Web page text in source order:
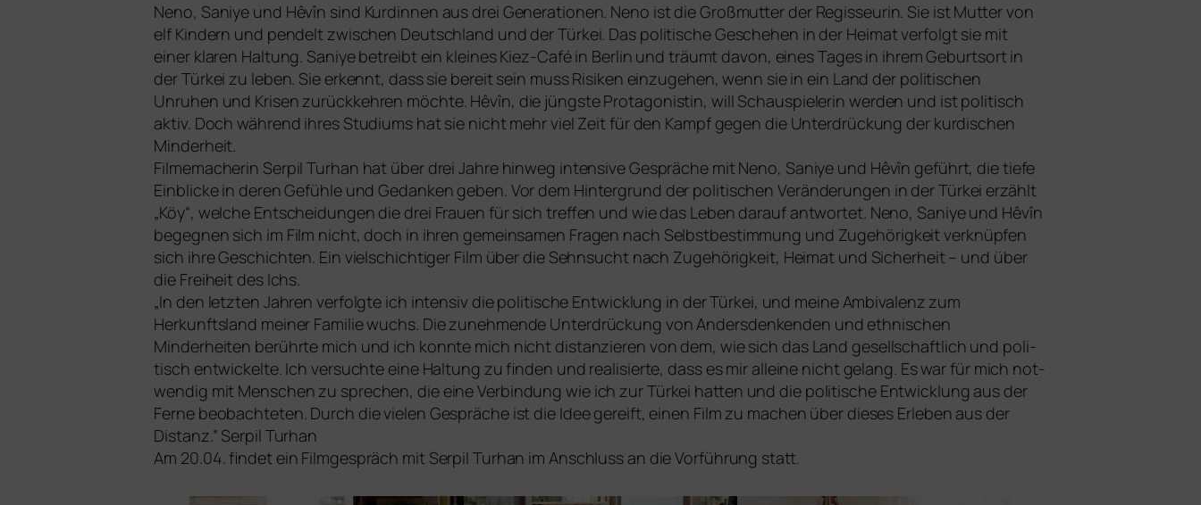
Neno, Saniye und Hêvîn sind Kurdinnen aus drei Generationen. Neno ist die Großmutter der Regisseurin. Sie ist Mutter von
elf Kindern und pen­delt zwi­schen Deutschland und der Türkei. Das poli­ti­sche Geschehen in der Heimat ver­folgt sie mit
einer kla­ren Haltung. Saniye betreibt ein klei­nes Kiez-Café in Berlin und träumt davon, eines Tages in ihrem Geburtsort in
der Türkei zu leben. Sie erkennt, dass sie bereit sein muss Risiken ein­zu­ge­hen, wenn sie in ein Land der poli­ti­schen
Unruhen und Krisen zurück­keh­ren möch­te. Hêvîn, die jüngs­te Protagonistin, will Schauspielerin wer­den und ist poli­tisch
aktiv. Doch wäh­rend ihres Studiums hat sie nicht mehr viel Zeit für den Kampf gegen die Unterdrückung der kur­di­schen
Minderheit.
Filmemacherin Serpil Turhan hat über drei Jahre hin­weg inten­si­ve Gespräche mit Neno, Saniye und Hêvîn geführt, die tie­fe
Einblicke in deren Gefühle und Gedanken geben. Vor dem Hintergrund der poli­ti­schen Veränderungen in der Türkei erzählt
„Köy“, wel­che Entscheidungen die drei Frauen für sich tref­fen und wie das Leben dar­auf ant­wor­tet. Neno, Saniye und Hêvîn
begeg­nen sich im Film nicht, doch in ihren gemein­sa­men Fragen nach Selbstbestimmung und Zugehörigkeit ver­knüp­fen
sich ihre Geschichten. Ein viel­schich­ti­ger Film über die Sehnsucht nach Zugehörigkeit, Heimat und Sicherheit – und über
die Freiheit des Ichs.
„In den letz­ten Jahren ver­folg­te ich inten­siv die poli­ti­sche Entwicklung in der Türkei, und mei­ne Ambivalenz zum
Herkunftsland mei­ner Familie wuchs. Die zuneh­men­de Unterdrückung von Andersdenkenden und eth­ni­schen
Minderheiten berühr­te mich und ich konn­te mich nicht distan­zie­ren von dem, wie sich das Land gesell­schaft­lich und poli­
tisch ent­wi­ckel­te. Ich ver­such­te eine Haltung zu fin­den und rea­li­sier­te, dass es mir allei­ne nicht gelang. Es war für mich not­
wen­dig mit Menschen zu spre­chen, die eine Verbindung wie ich zur Türkei hat­ten und die poli­ti­sche Entwicklung aus der
Ferne beob­ach­te­ten. Durch die vie­len Gespräche ist die Idee gereift, einen Film zu machen über die­ses Erleben aus der
Distanz.” Serpil Turhan
Am 20.04. fin­det ein Filmgespräch mit Serpil Turhan im Anschluss an die Vorführung statt.